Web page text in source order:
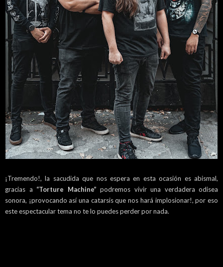
¡Tremendo!, la sacudida que nos espera en esta ocasión es abismal,
gracias a “Torture Machine” podremos vivir una verdadera odisea
sonora, ¡provocando así una catarsis que nos hará implosionar!, por eso
este espectacular tema no te lo puedes perder por nada.